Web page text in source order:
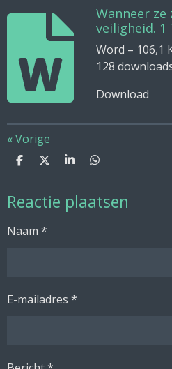
Wanneer ze
veiligheid. 1
Word – 106,1
128
Download
«Vorige
D
e
n
D
l
S
r
e
D
e
n
Reactie plaatsen
Naam *
E-mailadres *